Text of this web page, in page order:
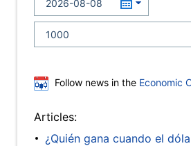
Follow news in the Economic
Articles:
¿Quién gana cuando el